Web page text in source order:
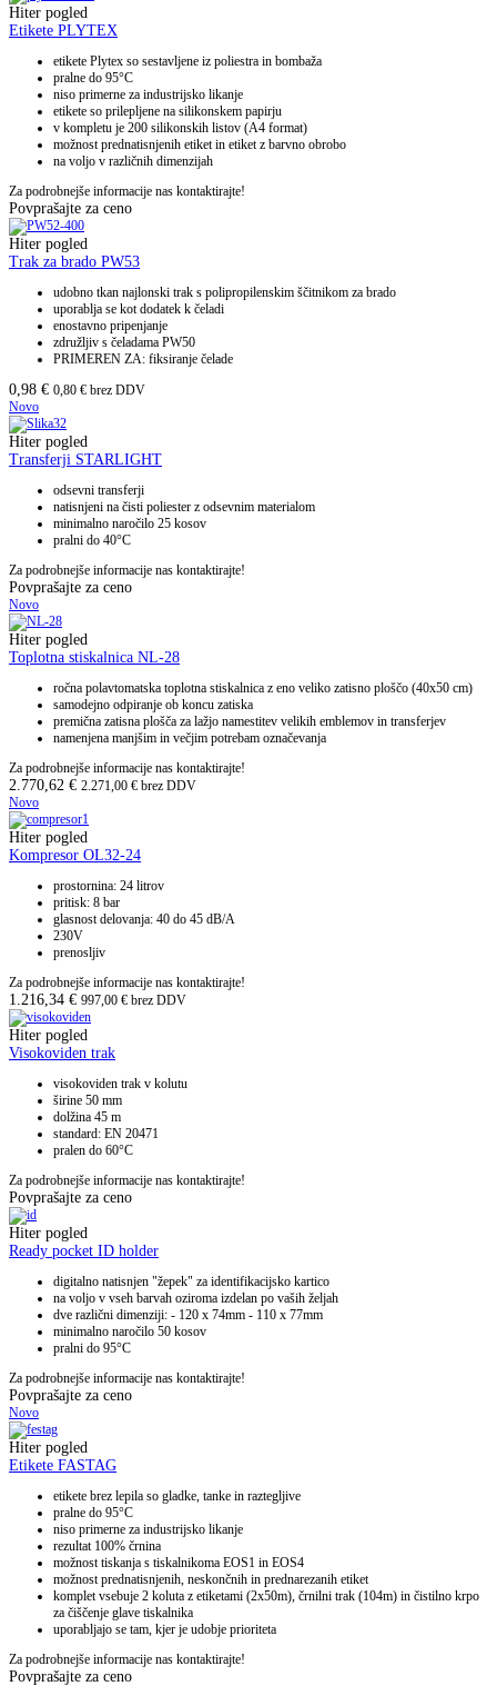
Hiter pogled
Etikete PLYTEX
etikete Plytex so sestavljene iz poliestra in bombaža
pralne do 95°C
niso primerne za industrijsko likanje
etikete so prilepljene na silikonskem papirju
v kompletu je 200 silikonskih listov (A4 format)
možnost prednatisnjenih etiket in etiket z barvno obrobo
na voljo v različnih dimenzijah
Za podrobnejše informacije nas kontaktirajte!
Povprašajte za ceno
Hiter pogled
Trak za brado PW53
udobno tkan najlonski trak s polipropilenskim ščitnikom za brado
uporablja se kot dodatek k čeladi
enostavno pripenjanje
združljiv s čeladama PW50
PRIMEREN ZA: fiksiranje čelade
0,98 € 0,80 € brez DDV
Novo
Hiter pogled
Transferji STARLIGHT
odsevni transferji
natisnjeni na čisti poliester z odsevnim materialom
minimalno naročilo 25 kosov
pralni do 40°C
Za podrobnejše informacije nas kontaktirajte!
Povprašajte za ceno
Novo
Hiter pogled
Toplotna stiskalnica NL-28
ročna polavtomatska toplotna stiskalnica z eno veliko zatisno ploščo (40x50 cm)
samodejno odpiranje ob koncu zatiska
premična zatisna plošča za lažjo namestitev velikih emblemov in transferjev
namenjena manjšim in večjim potrebam označevanja
Za podrobnejše informacije nas kontaktirajte!
2.770,62 € 2.271,00 € brez DDV
Novo
Hiter pogled
Kompresor OL32-24
prostornina: 24 litrov
pritisk: 8 bar
glasnost delovanja: 40 do 45 dB/A
230V
prenosljiv
Za podrobnejše informacije nas kontaktirajte!
1.216,34 € 997,00 € brez DDV
Hiter pogled
Visokoviden trak
visokoviden trak v kolutu
širine 50 mm
dolžina 45 m
standard: EN 20471
pralen do 60°C
Za podrobnejše informacije nas kontaktirajte!
Povprašajte za ceno
Hiter pogled
Ready pocket ID holder
digitalno natisnjen "žepek" za identifikacijsko kartico
na voljo v vseh barvah oziroma izdelan po vaših željah
dve različni dimenziji: - 120 x 74mm - 110 x 77mm
minimalno naročilo 50 kosov
pralni do 95°C
Za podrobnejše informacije nas kontaktirajte!
Povprašajte za ceno
Novo
Hiter pogled
Etikete FASTAG
etikete brez lepila so gladke, tanke in raztegljive
pralne do 95°C
niso primerne za industrijsko likanje
rezultat 100% črnina
možnost tiskanja s tiskalnikoma EOS1 in EOS4
možnost prednatisnjenih, neskončnih in prednarezanih etiket
komplet vsebuje 2 koluta z etiketami (2x50m), črnilni trak (104m) in čistilno krpo
za čiščenje glave tiskalnika
uporabljajo se tam, kjer je udobje prioriteta
Za podrobnejše informacije nas kontaktirajte!
Povprašajte za ceno